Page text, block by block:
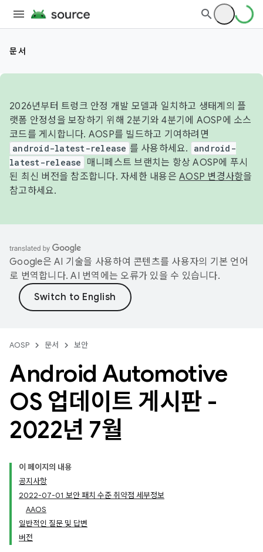
문서
2026년부터 트렁크 안정 개발 모델과 일치하고 생태계의 플
랫폼 안정성을 보장하기 위해 2분기와 4분기에 AOSP에 소스
코드를 게시합니다. AOSP를 빌드하고 기여하려면
android-latest-release 를 사용하세요.
android-
latest-release
매니페스트 브랜치는 항상 AOSP에 푸시
된 최신 버전을 참조합니다. 자세한 내용은 AOSP 변경사항을
참고하세요.
Google은 AI 기술을 사용하여 콘텐츠를 사용자의 기본 언어
로 번역합니다. AI 번역에는 오류가 있을 수 있습니다.
AOSP 문서 보안
Android Automotive
OS 업데이트 게시판 -
2022년 7월
이 페이지의 내용
공지사항
2022-07-01 보안 패치 수준 취약점 세부정보
AAOS
일반적인 질문 및 답변
버전